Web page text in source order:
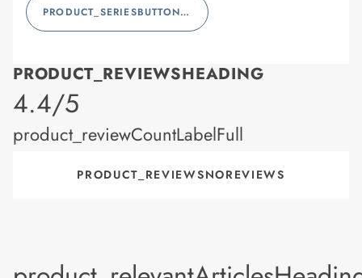
PRODUCT_SERIESBUTTONLABEL
PRODUCT_REVIEWSHEADING
product_rating
4.4/5
product_reviewCountLabelFull
PRODUCT_REVIEWSNOREVIEWS